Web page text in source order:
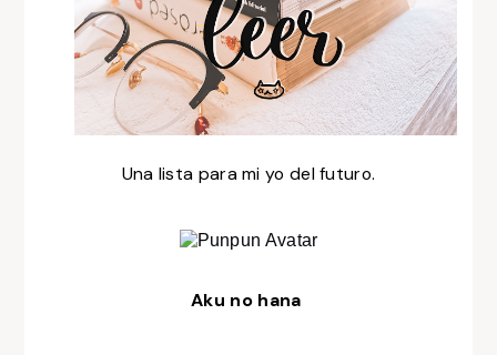
Una lista para mi yo del futuro.
Aku no hana